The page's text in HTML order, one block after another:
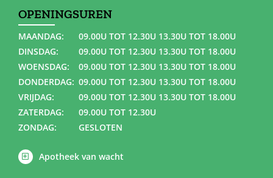
OPENINGSUREN
MAANDAG:
09.00U TOT 12.30U 13.30U TOT 18.00U
DINSDAG:
09.00U TOT 12.30U 13.30U TOT 18.00U
WOENSDAG:
09.00U TOT 12.30U 13.30U TOT 18.00U
DONDERDAG: 09.00U TOT 12.30U 13.30U TOT 18.00U
VRIJDAG:
09.00U TOT 12.30U 13.30U TOT 18.00U
ZATERDAG:
09.00U TOT 12.30U
ZONDAG:
GESLOTEN
Apotheek van wacht